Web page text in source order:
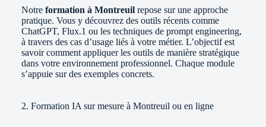
Notre formation à Montreuil repose sur une approche
pratique. Vous y découvrez des outils récents comme
ChatGPT, Flux.1 ou les techniques de prompt engineering,
à travers des cas d’usage liés à votre métier. L’objectif est
savoir comment appliquer les outils de manière stratégique
dans votre environnement professionnel. Chaque module
s’appuie sur des exemples concrets.
2. Formation IA sur mesure à Montreuil ou en ligne